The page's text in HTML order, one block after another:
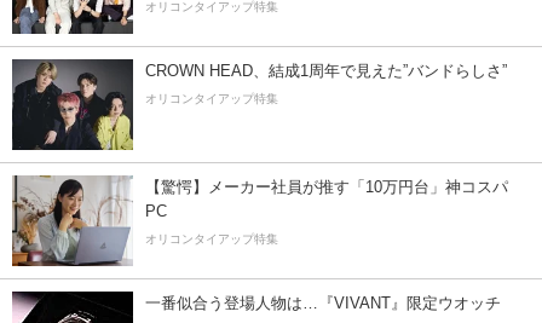
オリコンタイアップ特集
CROWN HEAD、結成1周年で見えた”バンドらしさ”
オリコンタイアップ特集
【驚愕】メーカー社員が推す「10万円台」神コスパ
PC
オリコンタイアップ特集
一番似合う登場人物は…『VIVANT』限定ウオッチ